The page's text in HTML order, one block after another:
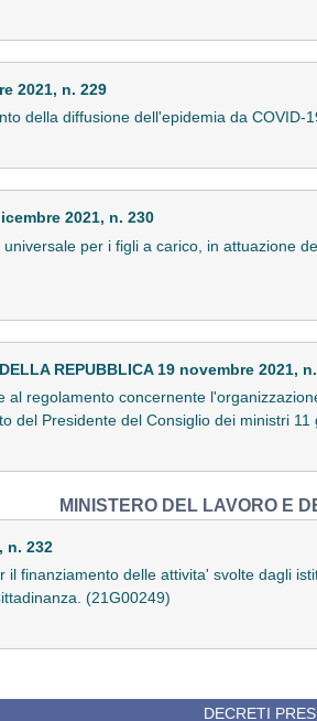
2021, n. 229
della diffusione dell'epidemia da
2021, n. 230
per i figli a carico, in attuazione
REPUBBLICA 19 novembre 2021,
al regolamento concernente
del Presidente del Consiglio dei ministri
MINISTERO DEL LAVORO E
n. 232
il finanziamento delle attivita' svolte dagli
(21G00249)
DECRETI